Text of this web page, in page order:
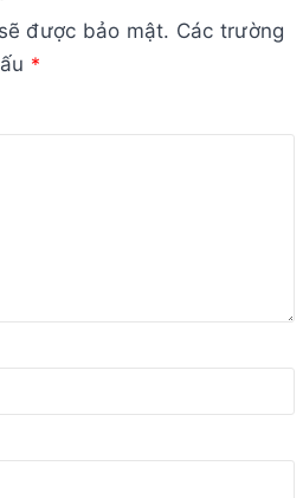
được bảo mật. Các trường
*